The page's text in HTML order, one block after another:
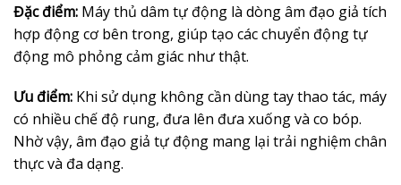
Đặc điểm: Máy thủ dâm tự động là dòng âm đạo giả tích
hợp động cơ bên trong, giúp tạo các chuyển động tự
động mô phỏng cảm giác như thật.
Ưu điểm: Khi sử dụng không cần dùng tay thao tác, máy
có nhiều chế độ rung, đưa lên đưa xuống và co bóp.
Nhờ vậy, âm đạo giả tự động mang lại trải nghiệm chân
thực và đa dạng.